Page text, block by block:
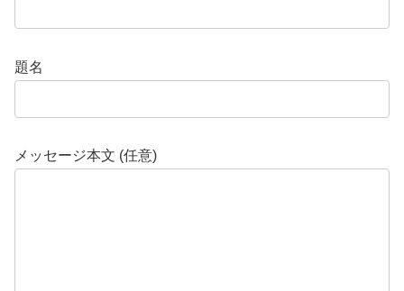
題名
メッセージ本文 (任意)